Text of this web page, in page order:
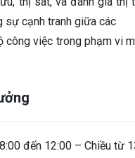
sự cạnh tranh giữa các
công việc trong phạm vi
đến 12:00 – Chiều từ